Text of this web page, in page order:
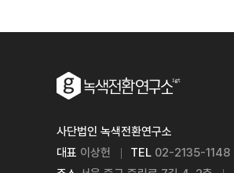
사단법인 녹색전환연구소
대표 이상헌 TEL 02-2135-1148